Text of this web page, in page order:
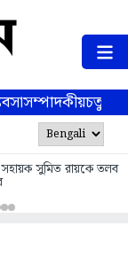
সম্পাদকীয়
সুমিত রায়কে তলব